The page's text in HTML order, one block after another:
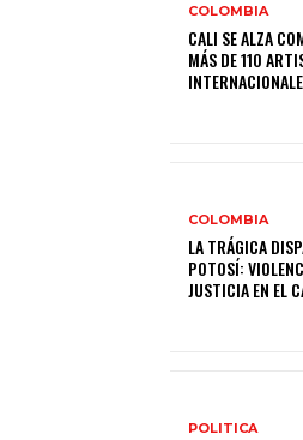
COLOMBIA
CALI SE ALZA
MÁS DE 110
COLOMBIA
LA TRÁGICA
POTOSÍ:
JUSTICIA EN EL
POLITICA